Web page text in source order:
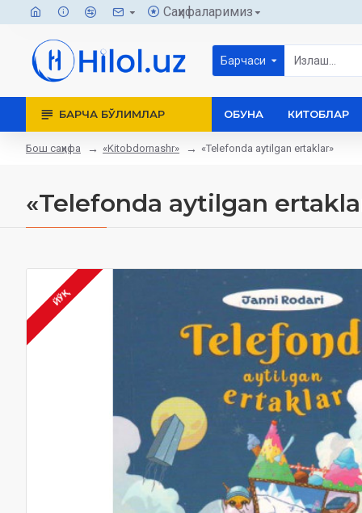
Саҳифаларимиз
Барчаси
БАРЧА БЎЛИМЛАР ОБУНА КИТОБЛАР
Бош саҳифа «Kitobdornashr» «Telefonda aytilgan ertaklar»‎
«Telefonda aytilgan
ЙЎҚ